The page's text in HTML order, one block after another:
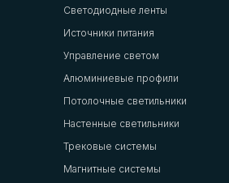
Светодиодные ленты
Источники питания
Управление светом
Алюминиевые профили
Потолочные светильники
Настенные светильники
Трековые системы
Магнитные системы